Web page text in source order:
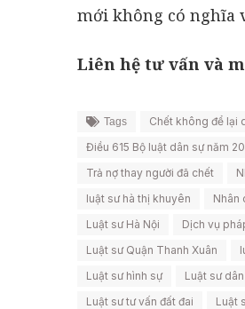
mới không có nghĩa
Liên hệ tư vấn và
Tags Chết không để lại
Điều 615 Bộ luật dân sự năm
Trả nợ thay người đã chết
luật sư hà thị khuyên
Nhân
Luật sư Hà Nội
Dịch vụ
Luật sư Quận Thanh Xuân
Luật sư hình sự
Luật sư
Luật sư tư vấn đất đai
Luật